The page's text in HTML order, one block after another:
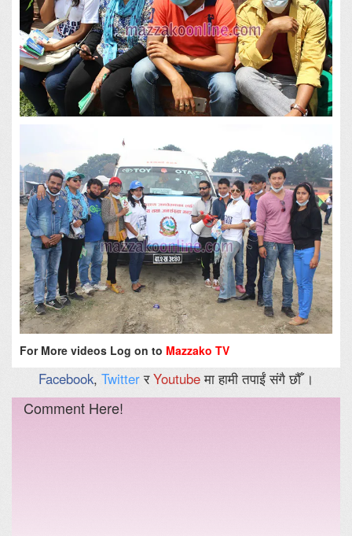
For More videos Log on to Mazzako TV
Facebook, TwitterरYoutubeमा हामी तपाईं संगै छौँ ।
Comment Here!